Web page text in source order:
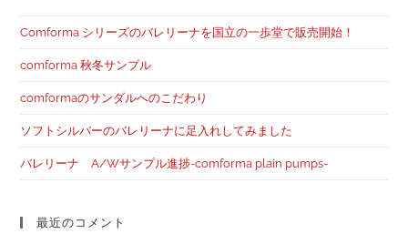
Comforma シリーズのバレリーナを国立の一歩堂で販売開始！
comforma 秋冬サンプル
comformaのサンダルへのこだわり
ソフトシルバーのバレリーナに足入れしてみました
バレリーナ A/Wサンプル進捗-comforma plain pumps-
最近のコメント